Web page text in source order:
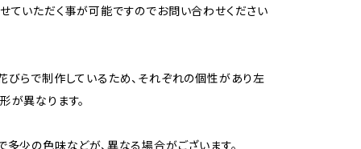
ていただく事が可能ですのでお問い合わせください
びらで制作しているため、それぞれの個性があり左
が異なります。
多少の色味などが、異なる場合がございます。